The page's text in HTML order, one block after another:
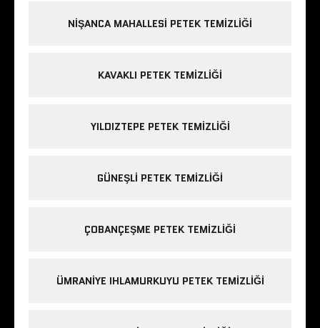
NIŞANCA MAHALLESI PETEK TEMIZLIĞI
KAVAKLI PETEK TEMIZLIĞI
YILDIZTEPE PETEK TEMIZLIĞI
GÜNEŞLI PETEK TEMIZLIĞI
ÇOBANÇEŞME PETEK TEMIZLIĞI
ÜMRANIYE IHLAMURKUYU PETEK TEMIZLIĞI